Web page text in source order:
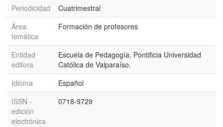
Periodicidad
Cuatrimestral
Área
temática
Formación de profesores
Entidad
editora
Escuela de Pedagogía. Pontificia Universidad
Católica de Valparaíso.
Idioma
Español
ISSN -
edición
electrónica
0718-9729